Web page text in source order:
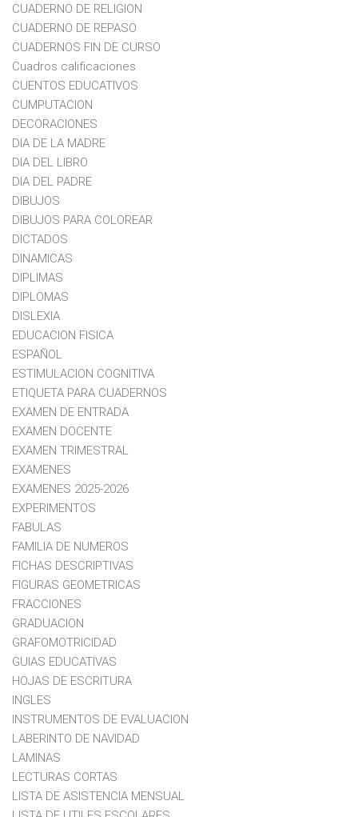
CUADERNO DE RELIGION
CUADERNO DE REPASO
CUADERNOS FIN DE CURSO
Cuadros calificaciones
CUENTOS EDUCATIVOS
CUMPUTACION
DECORACIONES
DIA DE LA MADRE
DIA DEL LIBRO
DIA DEL PADRE
DIBUJOS
DIBUJOS PARA COLOREAR
DICTADOS
DINAMICAS
DIPLIMAS
DIPLOMAS
DISLEXIA
EDUCACION FISICA
ESPAÑOL
ESTIMULACION COGNITIVA
ETIQUETA PARA CUADERNOS
EXAMEN DE ENTRADA
EXAMEN DOCENTE
EXAMEN TRIMESTRAL
EXAMENES
EXAMENES 2025-2026
EXPERIMENTOS
FABULAS
FAMILIA DE NUMEROS
FICHAS DESCRIPTIVAS
FIGURAS GEOMETRICAS
FRACCIONES
GRADUACION
GRAFOMOTRICIDAD
GUIAS EDUCATIVAS
HOJAS DE ESCRITURA
INGLES
INSTRUMENTOS DE EVALUACION
LABERINTO DE NAVIDAD
LAMINAS
LECTURAS CORTAS
LISTA DE ASISTENCIA MENSUAL